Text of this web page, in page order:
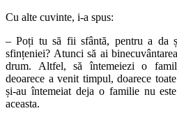
Cu alte cuvinte, i-a spus:
‒ Poți tu să fii sfântă, pentru a da
sfințeniei? Atunci să ai
drum. Altfel, să întemeiezi o
deoarece a venit timpul, doarece
și-au întemeiat deja o familie nu
aceasta.